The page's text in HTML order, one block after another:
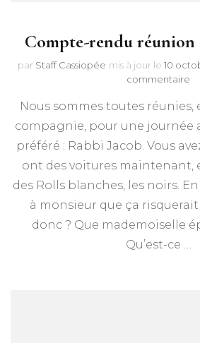
Compte-rendu réunion
par Staff Cassiopée mis à jour le 10
commentaire
7
Nous sommes toutes réunies,
compagnie, pour une journée
préféré : Rabbi Jacob. Vous
ont des voitures maintenant,
des Rolls blanches, les noirs.
à monsieur que ça risquerait
donc ? Que mademoiselle
Qu’est-ce …